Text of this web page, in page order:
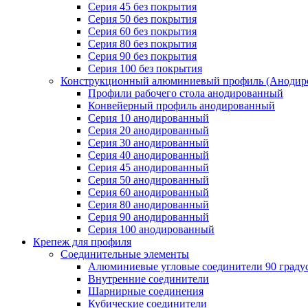
Серия 45 без покрытия
Серия 50 без покрытия
Серия 60 без покрытия
Серия 80 без покрытия
Серия 90 без покрытия
Серия 100 без покрытия
Конструкционный алюминиевый профиль
Профили рабочего стола анодированный
Конвейерный профиль анодированный
Серия 10 анодированный
Серия 20 анодированный
Серия 30 анодированный
Серия 40 анодированный
Серия 45 анодированный
Серия 50 анодированный
Серия 60 анодированный
Серия 80 анодированный
Серия 90 анодированный
Серия 100 анодированный
Крепеж для профиля
Соединительные элементы
Алюминиевые угловые соединители 90
Внутренние соединители
Шарнирные соединения
Кубические соединители